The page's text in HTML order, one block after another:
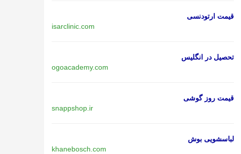
قیمت ارتودنسی
isarclinic.com
تحصیل در انگلیس
ogoacademy.com
قیمت روز گوشی
snappshop.ir
لباسشویی بوش
khanebosch.com